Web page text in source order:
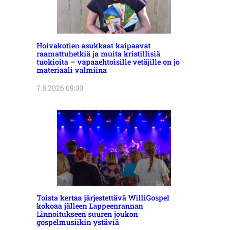
Hoivakotien asukkaat kaipaavat
raamattuhetkiä ja muita kristillisiä
tuokioita – vapaaehtoisille vetäjille on jo
materiaali valmiina
7.8.2026 09:00
Toista kertaa järjestettävä WilliGospel
kokoaa jälleen Lappeenrannan
Linnoitukseen suuren joukon
gospelmusiikin ystäviä